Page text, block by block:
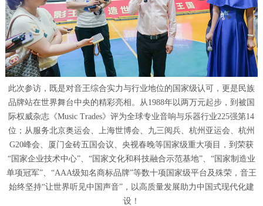
此次参访，既是对音王综合实力与行业地位的国家级认可，更是民族
品牌站在世界舞台中央的精彩亮相。从1988年以两万元起步，到被国
际权威杂志《Music Trades》评为全球专业音响与乐器行业225强第14
位；从服务北京奥运会、上海世博会、九三阅兵、杭州亚运会、杭州
G20峰会、厦门金砖五国会议、央视春晚等国家级重大项目，到荣获
“国家企业技术中心”、“国家文化和科技融合示范基地”、“国家制造业
单项冠军”、“AAA级知名商标品牌”等数十项国家级平台及殊荣，音王
始终坚持“让世界听见中国声音”，以高质量发展助力中国式现代化建
设！